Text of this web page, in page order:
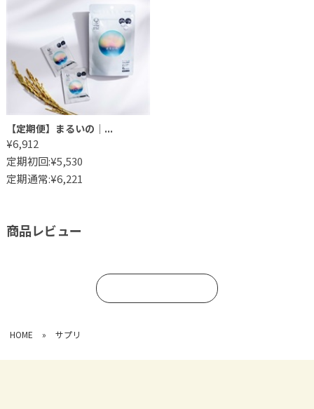
【定期便】まるいの│...
¥6,912
定期初回:¥5,530
定期通常:¥6,221
商品レビュー
HOME » サプリ